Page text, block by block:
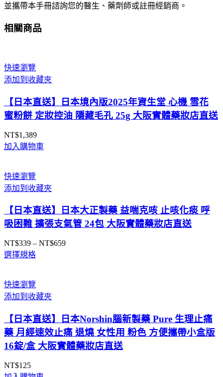
並攜帶本手冊諮詢您的醫生、藥劑師或註冊經銷商。
相關商品
快速瀏覽
添加到收藏夾
【日本直送】日本境內版2025年資生堂 心機 雪花
蜜粉餅 定妝控油 隱藏毛孔 25g 大阪實體藥妝店直送
NT$1,389
加入購物車
快速瀏覽
添加到收藏夾
【日本直送】日本大正製藥 益喘克咳 止咳化痰 呼
吸困難 擴張支氣管 24包 大阪實體藥妝店直送
NT$339 – NT$659價
選擇規格
快速瀏覽
添加到收藏夾
【日本直送】日本Norshin腦新製藥 Pure 生理止痛
藥 月經速效止痛 退燒 女性用 粉色 方便攜帶小盒版
16錠/盒 大阪實體藥妝店直送
NT$125